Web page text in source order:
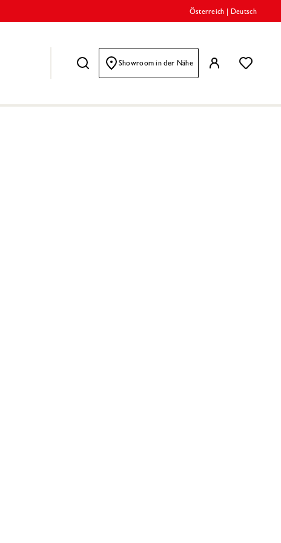
Österreich Deutsch
Showroom in der Nähe